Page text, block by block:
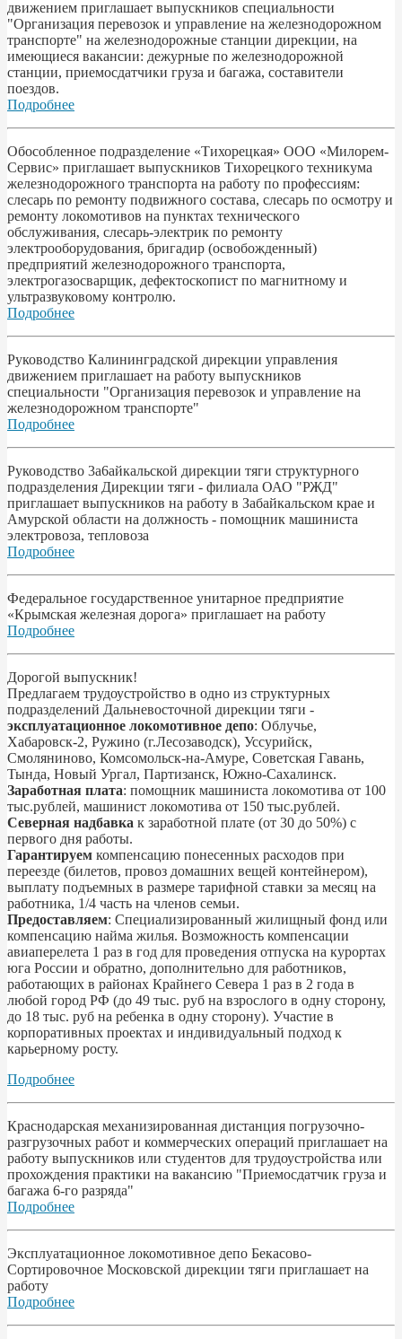
движением приглашает выпускников специальности
"Организация перевозок и управление на железнодорожном
транспорте" на железнодорожные станции дирекции, на
имеющиеся вакансии: дежурные по железнодорожной
станции, приемосдатчики груза и багажа, составители
поездов.
Подробнее
Обособленное подразделение «Тихорецкая» ООО «Милорем-
Сервис» приглашает выпускников Тихорецкого техникума
железнодорожного транспорта на работу по профессиям:
слесарь по ремонту подвижного состава, слесарь по осмотру и
ремонту локомотивов на пунктах технического
обслуживания, слесарь-электрик по ремонту
электрооборудования, бригадир (освобожденный)
предприятий железнодорожного транспорта,
электрогазосварщик, дефектоскопист по магнитному и
ультразвуковому контролю.
Подробнее
Руководство Калининградской дирекции управления
движением приглашает на работу выпускников
специальности "Организация перевозок и управление на
железнодорожном транспорте"
Подробнее
Pyководство 3a6aйкальской дирекции тяги структурного
подразделения Дирекции тяги - филиала ОАО "РЖД"
приглашает выпускников на работу в Забайкальском крае и
Амурской области на должность - помощник машиниста
электровоза, тепловоза
Подробнее
Федеральное государственное унитарное предприятие
«Крымская железная дорога» приглашает на работу
Подробнее
Дорогой выпускник!
Предлагаем трудоустройство в одно из структурных
подразделений Дальневосточной дирекции тяги -
эксплуатационное локомотивное депо: Облучье,
Хабаровск-2, Ружино (г.Лесозаводск), Уссурийск,
Смоляниново, Комсомольск-на-Амуре, Советская Гавань,
Тында, Новый Ургал, Партизанск, Южно-Сахалинск.
Заработная плата: помощник машиниста локомотива от 100
тыс.рублей, машинист локомотива от 150 тыс.рублей.
Северная надбавка к заработной плате (от 30 до 50%) с
первого дня работы.
Гарантируем компенсацию понесенных расходов при
переезде (билетов, провоз домашних вещей контейнером),
выплату подъемных в размере тарифной ставки за месяц на
работника, 1/4 часть на членов семьи.
Предоставляем: Специализированный жилищный фонд или
компенсацию найма жилья. Возможность компенсации
авиаперелета 1 раз в год для проведения отпуска на курортах
юга России и обратно, дополнительно для работников,
работающих в районах Крайнего Севера 1 раз в 2 года в
любой город РФ (до 49 тыс. руб на взрослого в одну сторону,
до 18 тыс. руб на ребенка в одну сторону). Участие в
корпоративных проектах и индивидуальный подход к
карьерному росту.
Подробнее
Краснодарская механизированная дистанция погрузочно-
разгрузочных работ и коммерческих операций приглашает на
работу выпускников или студентов для трудоустройства или
прохождения практики на вакансию "Приемосдатчик груза и
багажа 6-го разряда"
Подробнее
Эксплуатационное локомотивное депо Бекасово-
Сортировочное Московской дирекции тяги приглашает на
работу
Подробнее